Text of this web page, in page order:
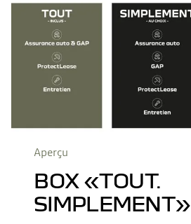
Aperçu
BOX «TOUT.
SIMPLEMENT»